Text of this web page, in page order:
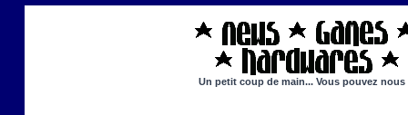
Un petit coup de main... Vous pouvez